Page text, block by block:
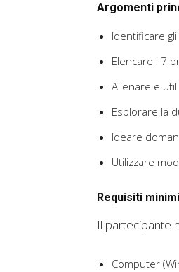
Argomenti
Identificare
Elencare i 7
Allenare e
Esplorare la
Ideare
Utilizzare
Requisiti
Il partecipante
Computer